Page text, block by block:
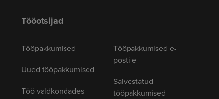
Tööotsijad
Tööpakkumised
Uued tööpakkumised
Töö valdkondades
Tööpakkumised e-
postile
Salvestatud
tööpakkumised